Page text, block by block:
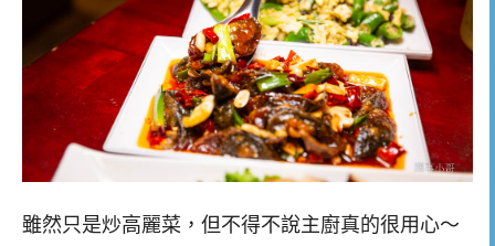
雖然只是炒高麗菜，但不得不說主廚真的很用心～